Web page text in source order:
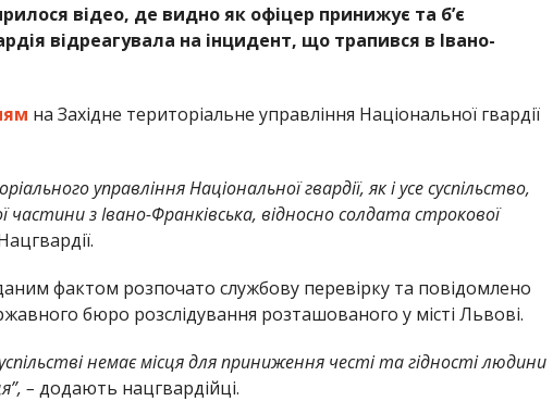
відео, де видно як офіцер принижує та б’є
відреагувала на інцидент, що трапився в Івано-
на Західне територіальне управління Національної гвардії
управління Національної гвардії, як і усе суспільство,
частини з Івано-Франківська, відносно солдата строкової
фактом розпочато службову перевірку та повідомлено
бюро розслідування розташованого у місті Львові.
немає місця для приниження честі та гідності людини
– додають нацгвардійці.